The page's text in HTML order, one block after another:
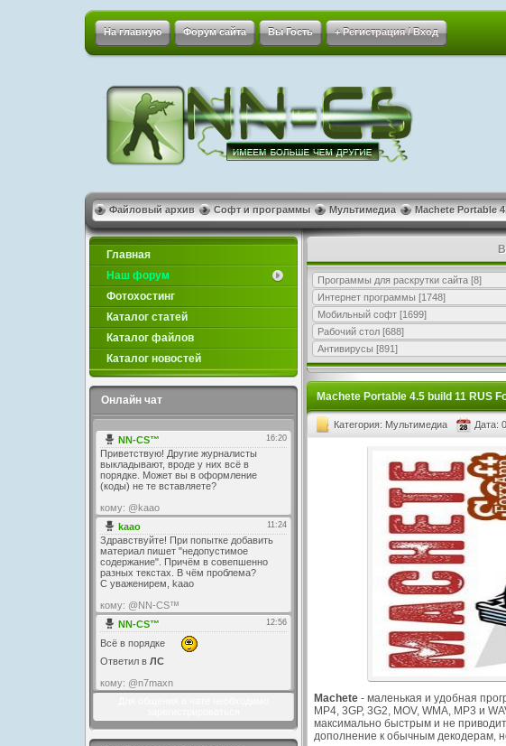
На главную Форум сайта Вы Гость + Регистрация / Вход
Файловый архив Софт и программы Мультимедиа Machete Portable
Главная
Наш форум
Фотохостинг
Каталог статей
Каталог файлов
Каталог новостей
Онлайн чат
Программы для раскрутки сайта [8]
Интернет программы [1748]
Мобильный софт [1699]
Рабочий стол [688]
Антивирусы [891]
Machete Portable 4.5 build 11 RUS
Категория: Мультимедиа Дата:
Machete- маленькая и удобная
MP4, 3GP, 3G2, MOV, WMA, MP3 и
максимально быстрым и не
дополнение к обычным декодерам,